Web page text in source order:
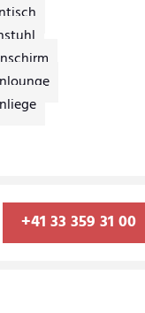
+41 33 359 31 00